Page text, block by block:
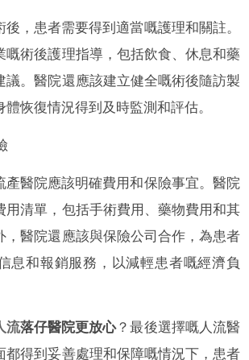
後，患者需要得到適當嘅護理和關註。
嘅術後護理指導，包括飲食、休息和藥
議。醫院還應該建立健全嘅術後隨訪製
恢復情況得到及時監測和評估。
產醫院應該明確費用和保險事宜。醫院
用清單，包括手術費用、藥物費用和其
，醫院還應該與保險公司合作，為患者
息和報銷服務，以減輕患者嘅經濟負
流落仔醫院更放心？最後選擇嘅人流醫
都得到妥善處理和保障嘅情況下，患者